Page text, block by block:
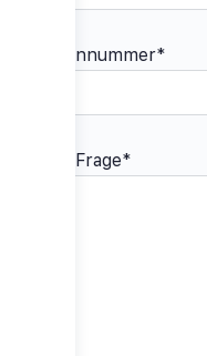
Telefonnummer*
Deine Frage*